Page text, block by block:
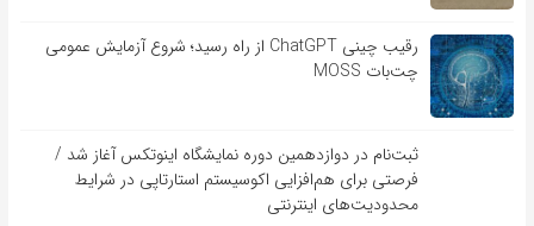
رقیب چینی ChatGPT از راه رسید؛ شروع آزمایش عمومی
چت‌بات MOSS
ثبت‌نام در دوازدهمین دوره نمایشگاه اینوتکس آغاز شد /
فرصتی برای هم‌افزایی اکوسیستم استارتاپی در شرایط
محدودیت‌های اینترنتی